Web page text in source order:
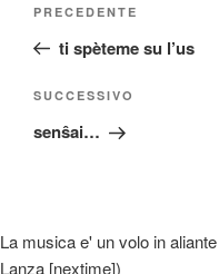
Articolo
precedente:
PRECEDENTE
ti spèteme su l’us
Articolo
successivo
SUCCESSIVO
senŝai…
La musica e' un volo in
Lanza [nextime])